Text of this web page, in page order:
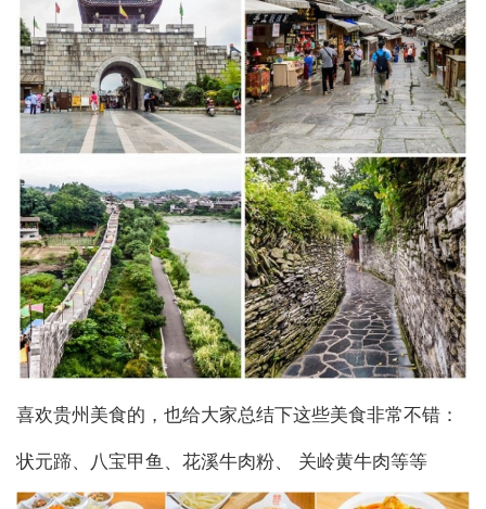
喜欢贵州美食的，也给大家总结下这些美食非常不错：
状元蹄、八宝甲鱼、花溪牛肉粉、 关岭黄牛肉等等